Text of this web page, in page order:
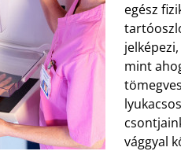
egész
mint
vággyal